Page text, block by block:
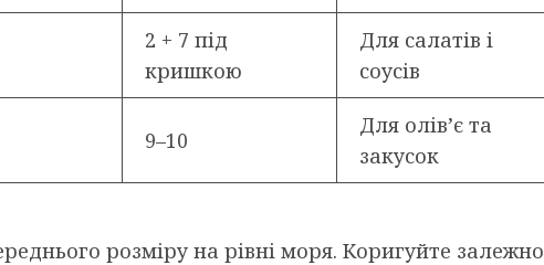
2 + 7 під
кришкою
Для салатів і
соусів
9–10
Для олів’є та
закусок
розміру на рівні моря. Коригуйте залежно